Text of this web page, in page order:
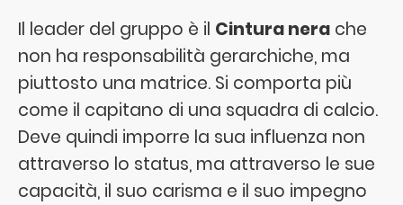
Il leader del gruppo è il Cintura nera che
non ha responsabilità gerarchiche, ma
piuttosto una matrice. Si comporta più
come il capitano di una squadra di calcio.
Deve quindi imporre la sua influenza non
attraverso lo status, ma attraverso le sue
capacità, il suo carisma e il suo impegno